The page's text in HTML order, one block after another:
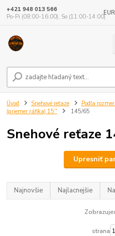
EUR
+421 948 013 566
Po-Pi (08:00-16:00), So (11:00-14:00)
Úvod Snehové reťaze
Podľa
(priemer ráfika) 15''
145/65
Snehové reťaze
Upresniť
Najnovšie Najlacnejšie
strana